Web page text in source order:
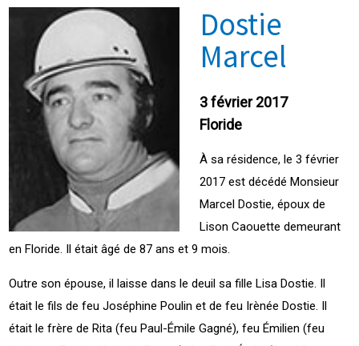
Dostie
Marcel
3 février 2017
Floride
À sa résidence, le 3 février
2017 est décédé Monsieur
Marcel Dostie, époux de
Lison Caouette demeurant
en Floride. Il était âgé de 87 ans et 9 mois.
Outre son épouse, il laisse dans le deuil sa fille Lisa Dostie. Il
était le fils de feu Joséphine Poulin et de feu Irènée Dostie. Il
était le frère de Rita (feu Paul-Émile Gagné), feu Émilien (feu